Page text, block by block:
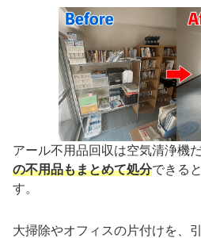
アール不用品回収は空気清浄機
の不用品もまとめて処分できる
す。
大掃除やオフィスの片付けを、